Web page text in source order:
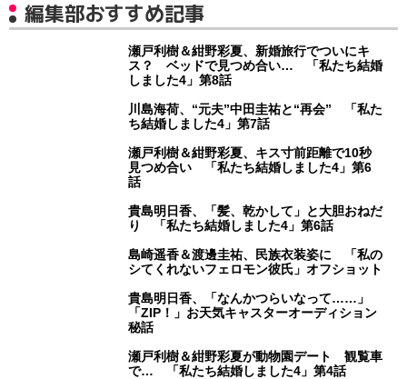
編集部おすすめ記事
瀬戸利樹＆紺野彩夏、新婚旅行でついにキ
ス？ ベッドで見つめ合い… 「私たち結婚
しました4」第8話
川島海荷、“元夫”中田圭祐と“再会” 「私た
ち結婚しました4」第7話
瀬戸利樹＆紺野彩夏、キス寸前距離で10秒
見つめ合い 「私たち結婚しました4」第6
話
貴島明日香、「髪、乾かして」と大胆おねだ
り 「私たち結婚しました4」第6話
島崎遥香＆渡邊圭祐、民族衣装姿に 「私の
シてくれないフェロモン彼氏」オフショット
貴島明日香、「なんかつらいなって……」
「ZIP！」お天気キャスターオーディション
秘話
瀬戸利樹＆紺野彩夏が動物園デート 観覧車
で… 「私たち結婚しました4」第4話